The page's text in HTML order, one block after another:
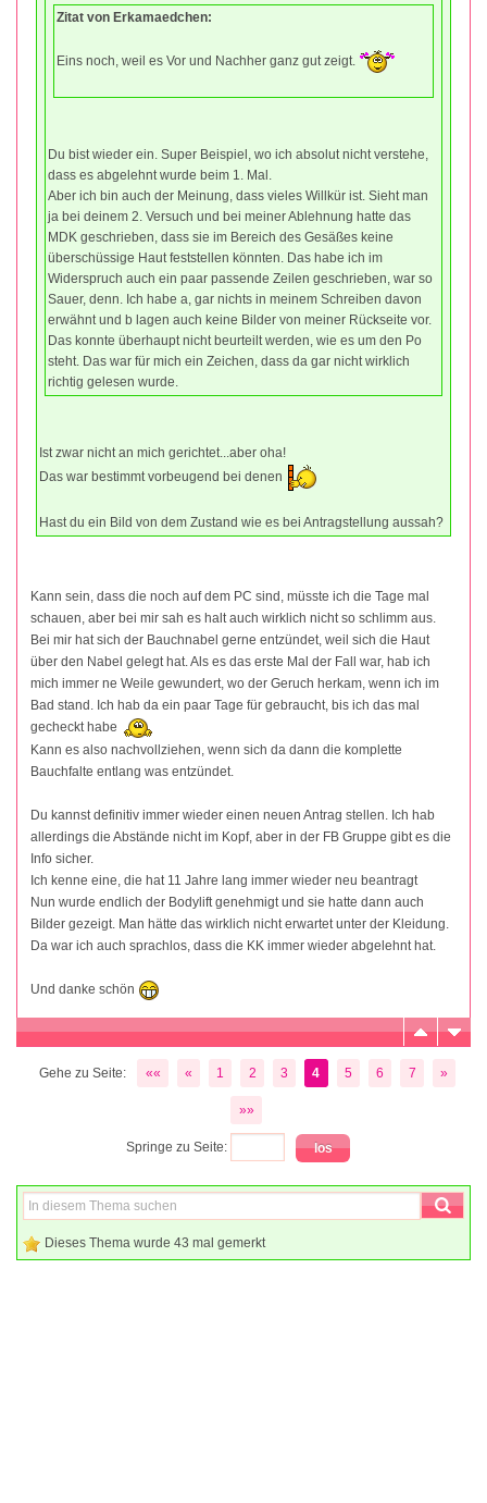
Zitat von Erkamaedchen:
Eins noch, weil es Vor und Nachher ganz gut zeigt.
Du bist wieder ein. Super Beispiel, wo ich absolut nicht verstehe,
dass es abgelehnt wurde beim 1. Mal.
Aber ich bin auch der Meinung, dass vieles Willkür ist. Sieht man
ja bei deinem 2. Versuch und bei meiner Ablehnung hatte das
MDK geschrieben, dass sie im Bereich des Gesäßes keine
überschüssige Haut feststellen könnten. Das habe ich im
Widerspruch auch ein paar passende Zeilen geschrieben, war so
Sauer, denn. Ich habe a, gar nichts in meinem Schreiben davon
erwähnt und b lagen auch keine Bilder von meiner Rückseite vor.
Das konnte überhaupt nicht beurteilt werden, wie es um den Po
steht. Das war für mich ein Zeichen, dass da gar nicht wirklich
richtig gelesen wurde.
Ist zwar nicht an mich gerichtet...aber oha!
Das war bestimmt vorbeugend bei denen
Hast du ein Bild von dem Zustand wie es bei Antragstellung aussah?
Kann sein, dass die noch auf dem PC sind, müsste ich die Tage mal
schauen, aber bei mir sah es halt auch wirklich nicht so schlimm aus.
Bei mir hat sich der Bauchnabel gerne entzündet, weil sich die Haut
über den Nabel gelegt hat. Als es das erste Mal der Fall war, hab ich
mich immer ne Weile gewundert, wo der Geruch herkam, wenn ich im
Bad stand. Ich hab da ein paar Tage für gebraucht, bis ich das mal
gecheckt habe
Kann es also nachvollziehen, wenn sich da dann die komplette
Bauchfalte entlang was entzündet.
Du kannst definitiv immer wieder einen neuen Antrag stellen. Ich hab
allerdings die Abstände nicht im Kopf, aber in der FB Gruppe gibt es die
Info sicher.
Ich kenne eine, die hat 11 Jahre lang immer wieder neu beantragt
Nun wurde endlich der Bodylift genehmigt und sie hatte dann auch
Bilder gezeigt. Man hätte das wirklich nicht erwartet unter der Kleidung.
Da war ich auch sprachlos, dass die KK immer wieder abgelehnt hat.
Und danke schön
Gehe zu Seite: «« « 1 2 3 4 5 6 7 »
»»
Springe zu Seite:
Dieses Thema wurde 43 mal gemerkt